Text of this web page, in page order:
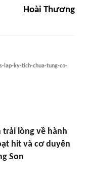
Hoài Thương
lap-ky-tich-chua-tung-co-
trải lòng về hành
hit và cơ duyên
Son